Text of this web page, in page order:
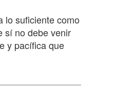
lo suficiente como
sí no debe venir
y pacífica que